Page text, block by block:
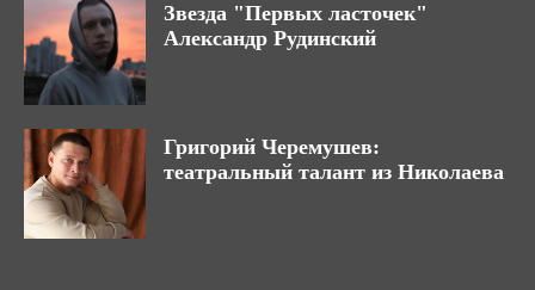
Звезда "Первых ласточек"
Александр Рудинский
Григорий Черемушев:
театральный талант из Николаева